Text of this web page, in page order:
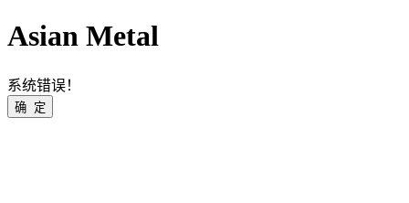
Asian Metal
系统错误！